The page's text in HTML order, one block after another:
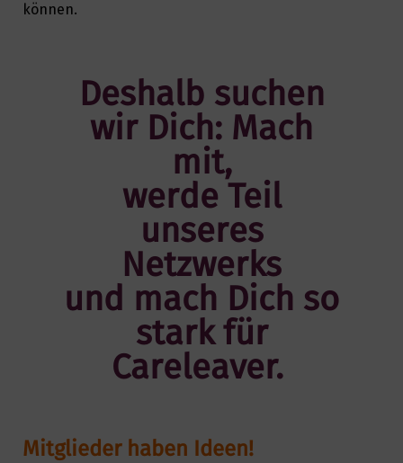
können.
Deshalb suchen
wir Dich: Mach
mit,
werde Teil
unseres
Netzwerks
und mach Dich so
stark für
Careleaver.
Mitglieder haben Ideen!